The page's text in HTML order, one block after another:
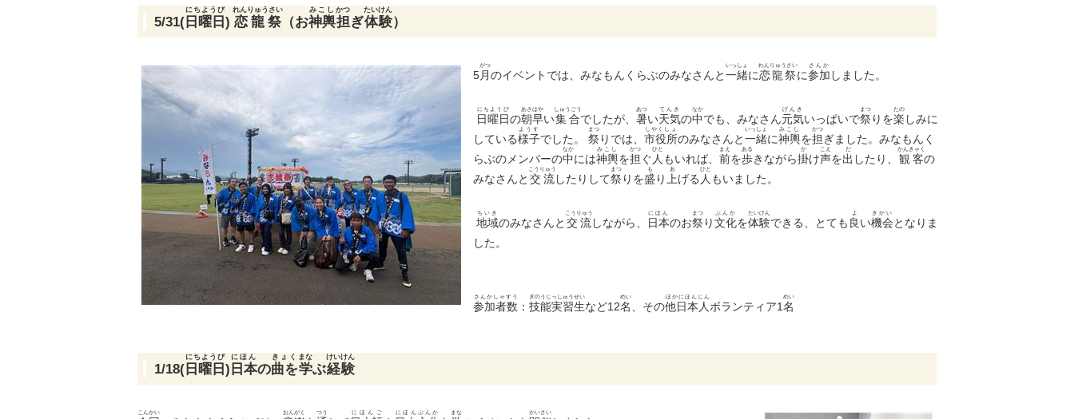
5/31( 日曜日
にちようび
) 恋龍祭
れんりゅうさい
（お神輿
みこし
担
かつ
ぎ体験
たいけん
）
5月
がつ
のイベントでは、みなもんくらぶのみなさんと一緒
いっしょ
に恋龍祭
れんりゅうさい
に参加
さんか
しました。
日曜日
にちようび
の朝
あさ
早
はや
い集合
しゅうごう
でしたが、 暑
あつ
い天気
てんき
の中
なか
でも、みなさん元気
げんき
いっぱいで祭
まつ
りを楽
たの
しみに
している様子
ようす
でした。 祭
まつ
りでは、 市役所
しやくしょ
のみなさんと一緒
いっしょ
に神輿
みこし
を担
かつ
ぎました。みなもんく
らぶのメンバーの中
なか
には神輿
みこし
を担
かつ
ぐ 人
ひと
もいれば、 前
まえ
を歩
ある
きながら掛
か
け声
こえ
を出
だ
したり、 観客
かんきゃく
の
みなさんと 交流
こうりゅう
したりして祭
まつ
りを盛
も
り 上
あ
げる 人
ひと
もいました。
地域
ちいき
のみなさんと 交流
こうりゅう
しながら、 日本
にほん
のお祭
まつ
り文化
ぶんか
を体験
たいけん
できる、とても 良
よ
い機会
きかい
となりま
した。
参加者数
さんかしゃすう
： 技能実習生
ぎのうじっしゅうせい
など12名
めい
、その他日本人
ほかにほんじん
ボランティア1名
めい
1/18( 日曜日
にちようび
) 日本
にほん
の曲を
きょく
学
まな
ぶ経験
けいけん
こんかい おんがく つう にほんご にほんぶんか まな かいさい